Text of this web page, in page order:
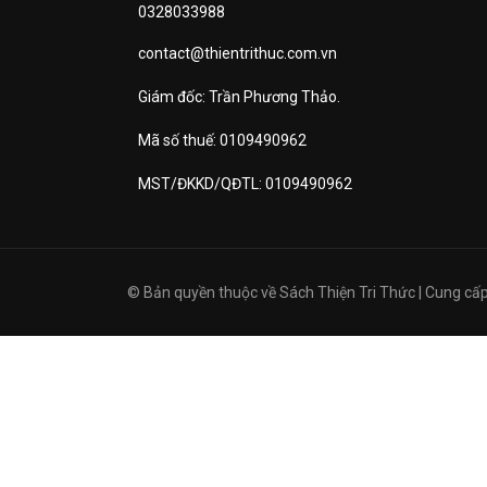
0328033988
contact@thientrithuc.com.vn
Giám đốc: Trần Phương Thảo.
Mã số thuế: 0109490962
MST/ĐKKD/QĐTL: 0109490962
© Bản quyền thuộc vềSách Thiện Tri Thức Cung